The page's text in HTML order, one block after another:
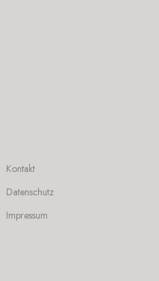
Kontakt
Datenschutz
Impressum